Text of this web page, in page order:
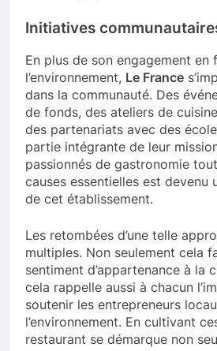
Initiatives
En plus de son engagement en
l’environnement, Le France
dans la communauté. Des
de fonds, des ateliers de
des partenariats avec des
partie intégrante de leur
passionnés de gastronomie
causes essentielles est devenu
de cet établissement.
Les retombées d’une telle
multiples. Non seulement cela
sentiment d’appartenance à la
cela rappelle aussi à chacun
soutenir les entrepreneurs
l’environnement. En cultivant
restaurant se démarque non